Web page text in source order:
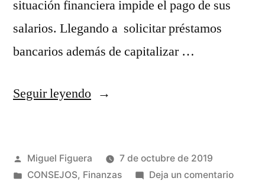
situación financiera impide el pago de sus
salarios. Llegando a solicitar préstamos
bancarios además de capitalizar …
Seguir leyendo«Cómo
una
Publicado
por
Miguel Figuera
7 de octubre de 2019
Publicado
CONSEJOS, Finanzas Deja un comentarioen